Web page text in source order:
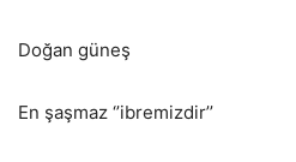
Doğan güneş
En şaşmaz ‘’ibremizdir’’